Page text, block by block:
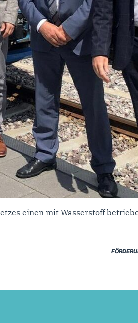
einen mit Wasserstoff